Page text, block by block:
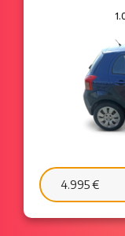
6.595 €